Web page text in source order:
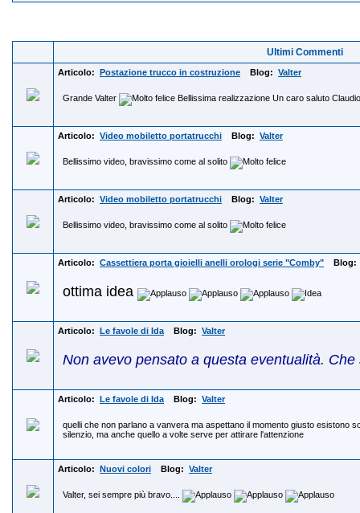
Ultimi Commenti
Articolo: Postazione trucco in costruzione Blog: Valter
Grande Valter Bellissima realizzazione Un caro saluto
Articolo: Video mobiletto portatrucchi Blog: Valter
Bellissimo video, bravissimo come al solito
Articolo: Video mobiletto portatrucchi Blog: Valter
Bellissimo video, bravissimo come al solito
Articolo: Cassettiera porta gioielli anelli orologi serie "Comby"
ottima idea
Articolo: Le favole di Ida Blog: Valter
Non avevo pensato a questa eventualità.
Articolo: Le favole di Ida Blog: Valter
quelli che non parlano a vanvera ma aspettano il momento giusto esistono
silenzio, ma anche quello a volte serve per attirare l'attenzione
Articolo: Nuovi colori Blog: Valter
Valter, sei sempre più bravo....